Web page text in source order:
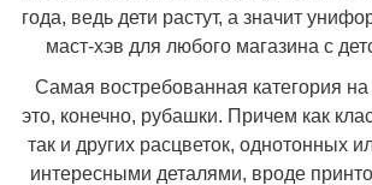
года, ведь дети растут, а значит
маст-хэв для любого магазина с
Самая востребованная категория
это, конечно, рубашки. Причем как
так и других расцветок, однотонных
интересными деталями, вроде